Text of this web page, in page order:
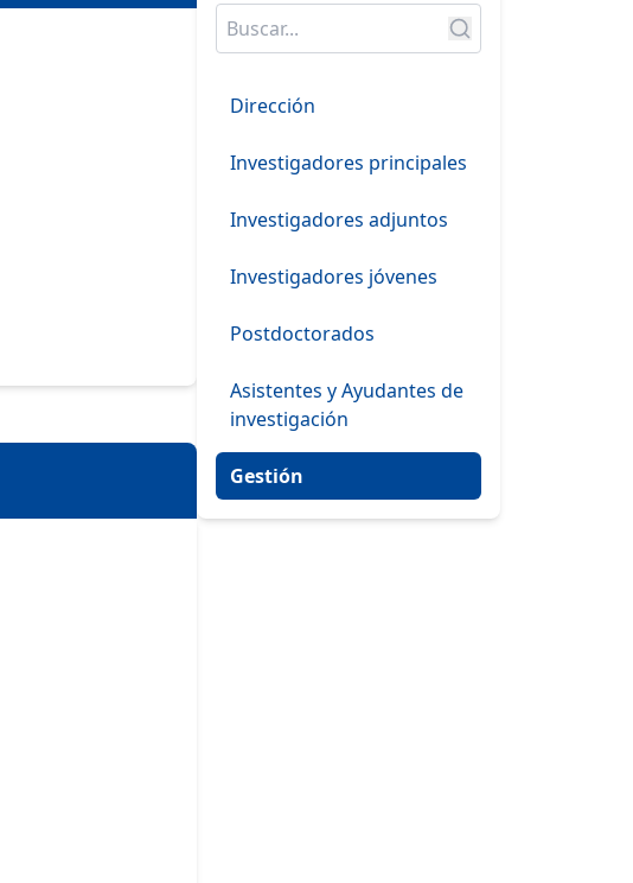
Dirección
Investigadores principales
Investigadores adjuntos
Investigadores jóvenes
Postdoctorados
Asistentes y Ayudantes de
investigación
Gestión